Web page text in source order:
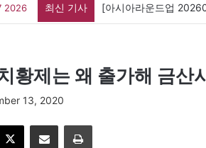
2026 최신 기사
황제는 왜 출가해 금산
13, 2020
이메일